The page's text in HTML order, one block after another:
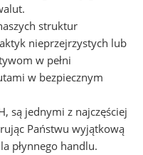
struktur
nieprzejrzystych lub
w pełni
w bezpiecznym
są jednymi z najczęściej
Państwu wyjątkową
płynnego handlu.